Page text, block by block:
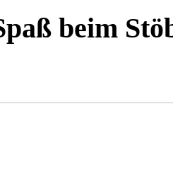
beim